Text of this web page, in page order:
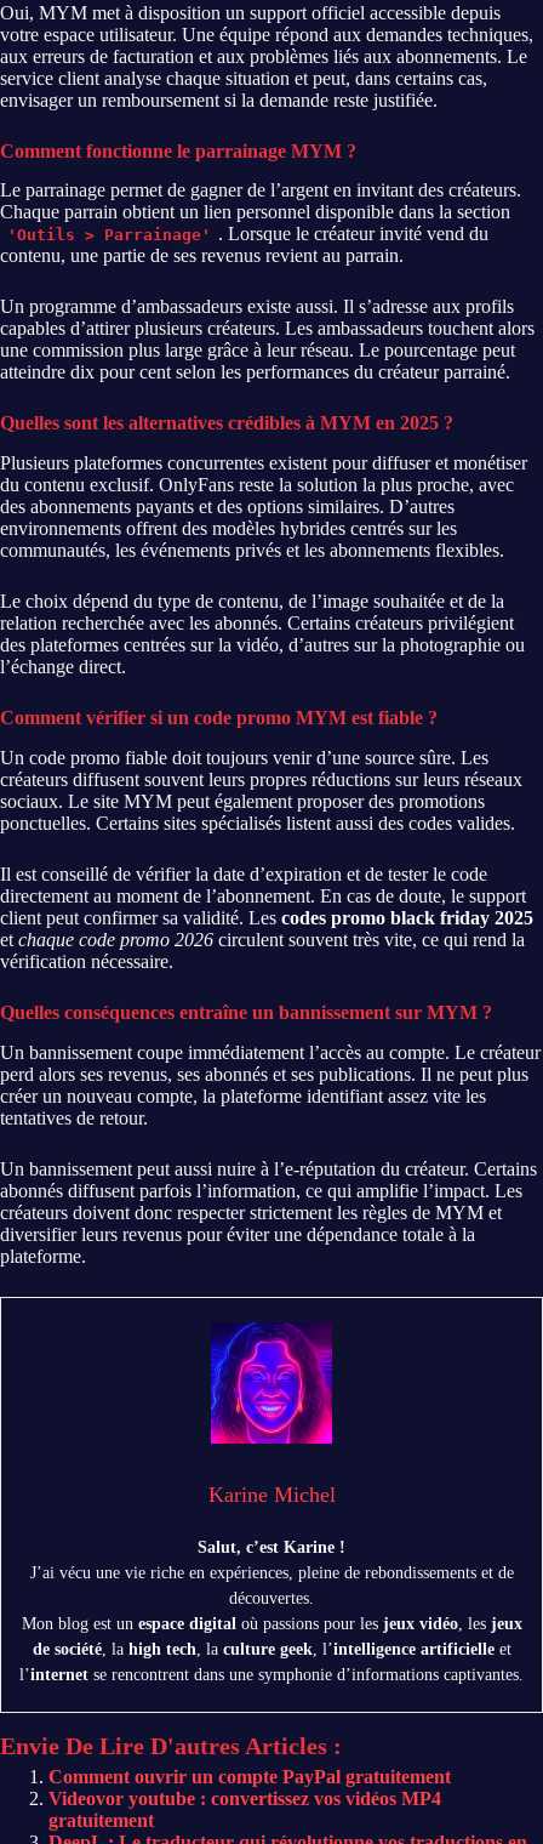
Oui, MYM met à disposition un support officiel accessible depuis
votre espace utilisateur. Une équipe répond aux demandes techniques,
aux erreurs de facturation et aux problèmes liés aux abonnements. Le
service client analyse chaque situation et peut, dans certains cas,
envisager un remboursement si la demande reste justifiée.
Comment fonctionne le parrainage MYM ?
Le parrainage permet de gagner de l’argent en invitant des créateurs.
Chaque parrain obtient un lien personnel disponible dans la section
'Outils > Parrainage'
. Lorsque le créateur invité vend du
contenu, une partie de ses revenus revient au parrain.
Un programme d’ambassadeurs existe aussi. Il s’adresse aux profils
capables d’attirer plusieurs créateurs. Les ambassadeurs touchent alors
une commission plus large grâce à leur réseau. Le pourcentage peut
atteindre dix pour cent selon les performances du créateur parrainé.
Quelles sont les alternatives crédibles à MYM en 2025 ?
Plusieurs plateformes concurrentes existent pour diffuser et monétiser
du contenu exclusif. OnlyFans reste la solution la plus proche, avec
des abonnements payants et des options similaires. D’autres
environnements offrent des modèles hybrides centrés sur les
communautés, les événements privés et les abonnements flexibles.
Le choix dépend du type de contenu, de l’image souhaitée et de la
relation recherchée avec les abonnés. Certains créateurs privilégient
des plateformes centrées sur la vidéo, d’autres sur la photographie ou
l’échange direct.
Comment vérifier si un code promo MYM est fiable ?
Un code promo fiable doit toujours venir d’une source sûre. Les
créateurs diffusent souvent leurs propres réductions sur leurs réseaux
sociaux. Le site MYM peut également proposer des promotions
ponctuelles. Certains sites spécialisés listent aussi des codes valides.
Il est conseillé de vérifier la date d’expiration et de tester le code
directement au moment de l’abonnement. En cas de doute, le support
client peut confirmer sa validité. Les codes promo black friday 2025
et chaque code promo 2026 circulent souvent très vite, ce qui rend la
vérification nécessaire.
Quelles conséquences entraîne un bannissement sur MYM ?
Un bannissement coupe immédiatement l’accès au compte. Le créateur
perd alors ses revenus, ses abonnés et ses publications. Il ne peut plus
créer un nouveau compte, la plateforme identifiant assez vite les
tentatives de retour.
Un bannissement peut aussi nuire à l’e-réputation du créateur. Certains
abonnés diffusent parfois l’information, ce qui amplifie l’impact. Les
créateurs doivent donc respecter strictement les règles de MYM et
diversifier leurs revenus pour éviter une dépendance totale à la
plateforme.
Karine Michel
Salut, c’est Karine !
J’ai vécu une vie riche en expériences, pleine de rebondissements et de
découvertes.
Mon blog est un espace digital où passions pour les jeux vidéo, les jeux
de société, la high tech , la culture geek, l’intelligence artificielleet
l’internet se rencontrent dans une symphonie d’informations captivantes.
Envie De Lire D'autres Articles :
Comment ouvrir un compte PayPal gratuitement
Videovor youtube : convertissez vos vidéos MP4
gratuitement